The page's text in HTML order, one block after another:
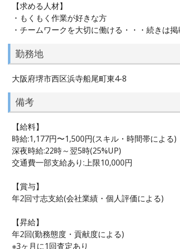
【求める人材】
・もくもく作業が好きな方
・チームワークを大切に働ける・・・続きは
勤務地
大阪府堺市西区浜寺船尾町東4-8
備考
【給料】
時給:1,177円〜1,500円(スキル・時間帯による)
深夜時給:22時～翌5時(25%UP)
交通費一部支給あり:上限10,000円
【賞与】
年2回寸志支給(会社業績・個人評価による)
【昇給】
年2回(勤務態度・貢献度による)
※3ヶ月に1回査定あり